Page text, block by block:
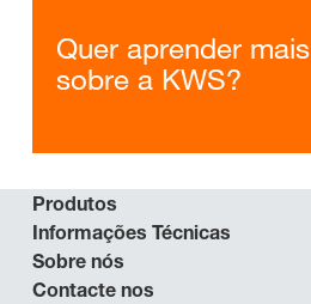
Quer aprender mais
sobre a KWS?
Produtos
Informações Técnicas
Sobre nós
Contacte nos